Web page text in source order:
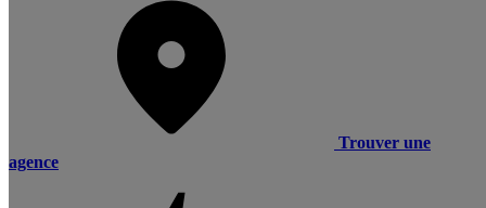
Trouver une
agence